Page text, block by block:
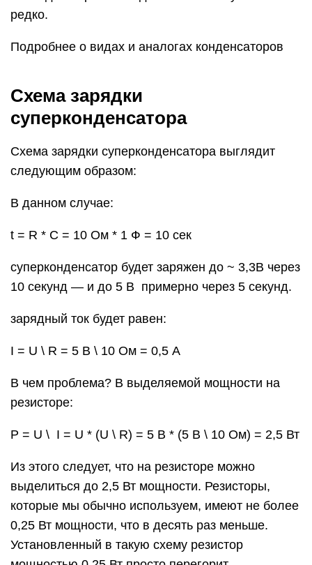
редко.
Подробнее о видах и аналогах конденсаторов
Схема зарядки
суперконденсатора
Схема зарядки суперконденсатора выглядит
следующим образом:
В данном случае:
t = R * C = 10 Ом * 1 Ф = 10 сек
суперконденсатор будет заряжен до ~ 3,3В через
10 секунд — и до 5 В примерно через 5 секунд.
зарядный ток будет равен:
I = U \ R = 5 В \ 10 Ом = 0,5 A
В чем проблема? В выделяемой мощности на
резисторе:
P = U \ I = U * (U \ R) = 5 В * (5 В \ 10 Ом) = 2,5 Вт
Из этого следует, что на резисторе можно
выделиться до 2,5 Вт мощности. Резисторы,
которые мы обычно используем, имеют не более
0,25 Вт мощности, что в десять раз меньше.
Установленный в такую ​​схему резистор